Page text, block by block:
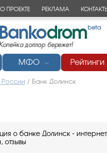
О ПРОЕКТЕ РЕКЛАМА
МФО ﹀ Рейтинги
России / Банк Долинск
о банке Долинск -
отзывы